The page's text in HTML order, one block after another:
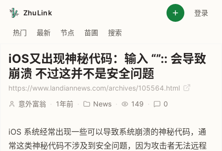
ZhuLink 登录
热门 最新 节点 苗圃 搜索
iOS又出现神秘代码：输入 “”:: 会导致
崩溃 不过这并不是安全问题
https://www.landiannews.com/archives/105564.html
意外富翁 · 1年前 · News · 149 · 0
iOS 系统经常出现一些可以导致系统崩溃的神秘代码，通
常这类神秘代码不涉及到安全问题，因为攻击者无法远程